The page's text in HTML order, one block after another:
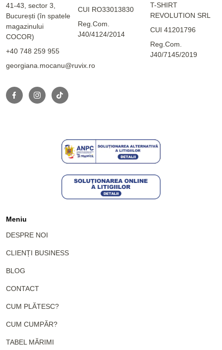
41-43, sector 3,
București (în spatele
magazinului
COCOR)
+40 748 259 955
georgiana.mocanu@ruvix.ro
CUI RO33013830
Reg.Com.
J40/4124/2014
T-SHIRT
REVOLUTION SRL
CUI 41201796
Reg.Com.
J40/7145/2019
Meniu
DESPRE NOI
CLIENȚI BUSINESS
BLOG
CONTACT
CUM PLĂTESC?
CUM CUMPĂR?
TABEL MĂRIMI